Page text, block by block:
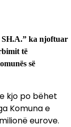
SH.A.” ka njoftuar
të
së
kjo po bëhet
Komuna e
eurove.